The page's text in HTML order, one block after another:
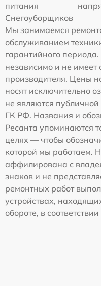
питания
Снегоуборщиков
Мы занимаемся
обслуживанием
гарантийного
независимо и не
производителя. Цены
носят исключительно
не являются
ГК РФ. Названия и
Ресанта упоминаются
целях — чтобы
которой мы работаем.
аффилирована с
знаков и не
ремонтных работ
устройствах,
обороте, в